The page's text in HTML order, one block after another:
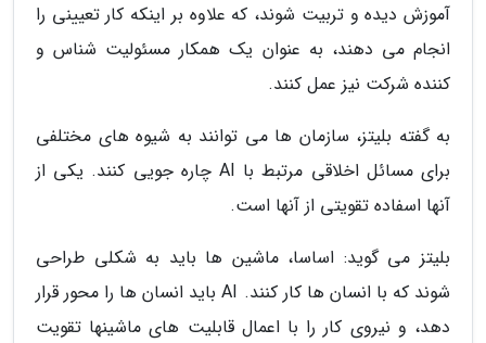
آموزش دیده و تربیت شوند، که علاوه بر اینکه کار تعیینی را
انجام می دهند، به عنوان یک همکار مسئولیت شناس و
کننده شرکت نیز عمل کنند.
به گفته بلیتز، سازمان ها می توانند به شیوه های مختلفی
برای مسائل اخلاقی مرتبط با AI چاره جویی کنند. یکی از
آنها اسفاده تقویتی از آنها است.
بلیتز می گوید: اساسا، ماشین ها باید به شکلی طراحی
شوند که با انسان ها کار کنند. AI باید انسان ها را محور قرار
دهد، و نیروی کار را با اعمال قابلیت های ماشینها تقویت